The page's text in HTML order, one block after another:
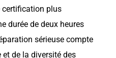
certification plus
durée de deux heures
sérieuse compte
et de la diversité des